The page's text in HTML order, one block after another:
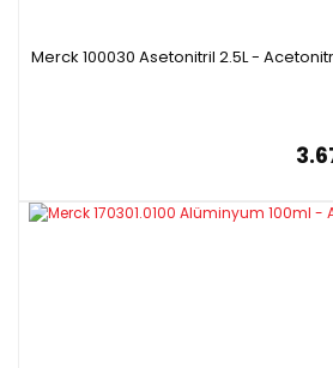
Merck 100030 Asetonitril 2.5L -